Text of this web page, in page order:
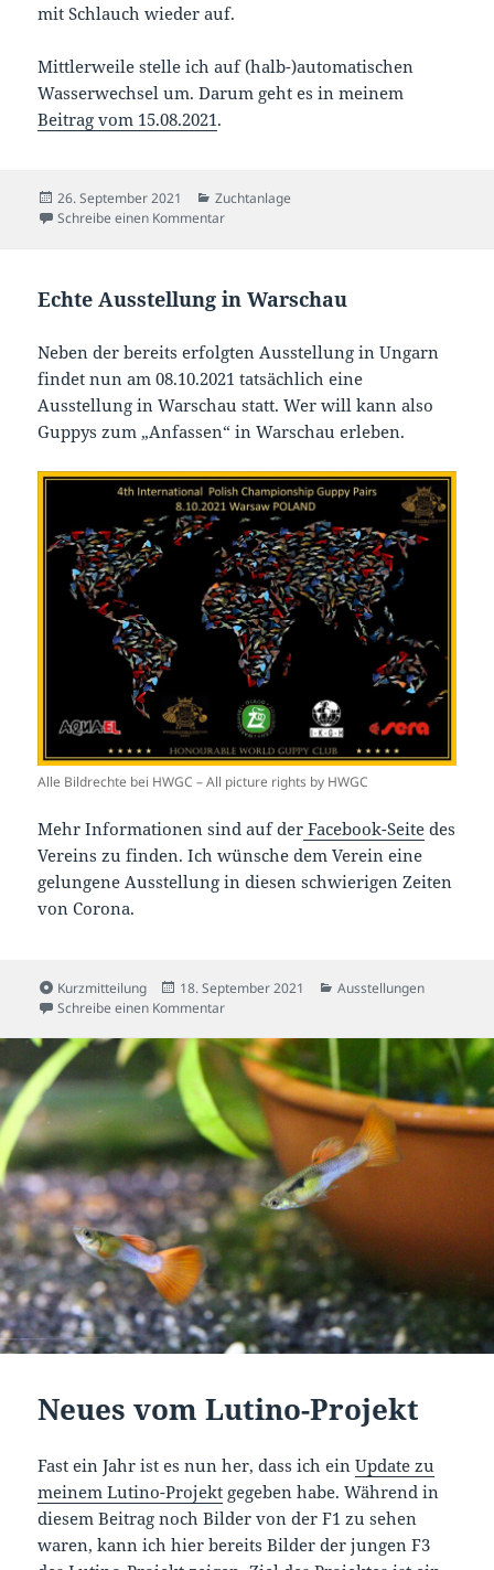
mit Schlauch wieder auf.
Mittlerweile stelle ich auf (halb-)automatischen
Wasserwechsel um. Darum geht es in meinem
Beitrag vom 15.08.2021.
Veröffentlicht
am
26. September 2021 Kategorien
Zuchtanlage
Schreibe einen Kommentarzu Heizung und Wasserwechsel
Echte Ausstellung in Warschau
Neben der bereits erfolgten Ausstellung in Ungarn
findet nun am 08.10.2021 tatsächlich eine
Ausstellung in Warschau statt. Wer will kann also
Guppys zum „Anfassen“ in Warschau erleben.
Alle Bildrechte bei HWGC – All picture rights by HWGC
Mehr Informationen sind auf der Facebook-Seite des
Vereins zu finden. Ich wünsche dem Verein eine
gelungene Ausstellung in diesen schwierigen Zeiten
von Corona.
Format
Kurzmitteilung
Veröffentlicht
am
18. September 2021 Kategorien
Ausstellungen
Schreibe einen Kommentarzu Echte Ausstellung in Warschau
Neues vom Lutino-Projekt
Fast ein Jahr ist es nun her, dass ich einUpdate zu
meinem Lutino-Projekt gegeben habe. Während in
diesem Beitrag noch Bilder von der F1 zu sehen
waren, kann ich hier bereits Bilder der jungen F3